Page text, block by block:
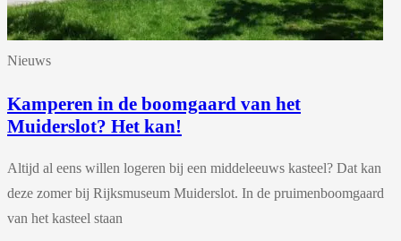
Nieuws
Kamperen in de boomgaard van het
Muiderslot? Het kan!
Altijd al eens willen logeren bij een middeleeuws kasteel? Dat kan
deze zomer bij Rijksmuseum Muiderslot. In de pruimenboomgaard
van het kasteel staan